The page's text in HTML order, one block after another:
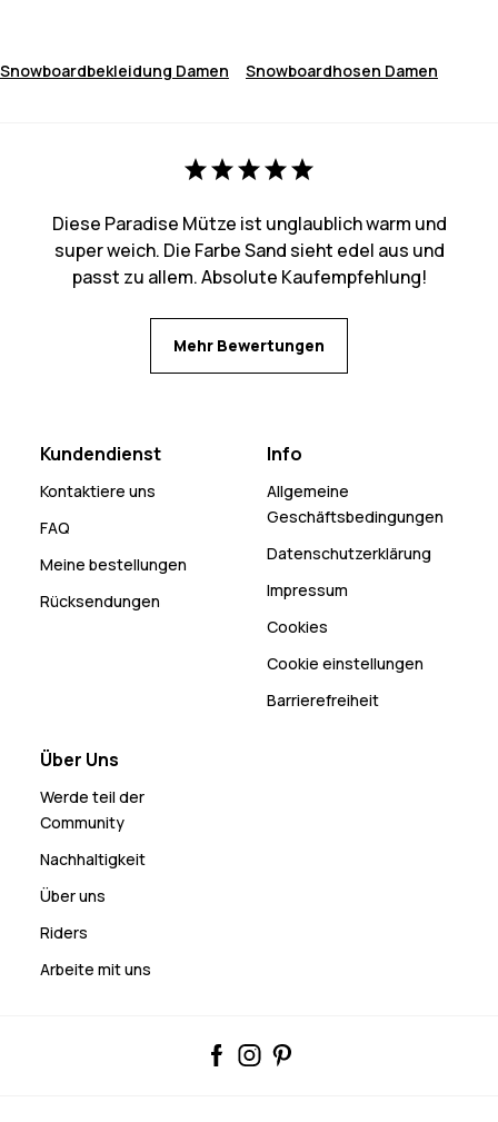
Snowboardbekleidung Damen Snowboardhosen Damen
Diese Paradise Mütze ist unglaublich warm und
super weich. Die Farbe Sand sieht edel aus und
passt zu allem. Absolute Kaufempfehlung!
Mehr Bewertungen
Kundendienst
Kontaktiere uns
FAQ
Meine bestellungen
Rücksendungen
Info
Allgemeine
Geschäftsbedingungen
Datenschutzerklärung
Impressum
Cookies
Cookie einstellungen
Barrierefreiheit
Über Uns
Werde teil der
Community
Nachhaltigkeit
Über uns
Riders
Arbeite mit uns